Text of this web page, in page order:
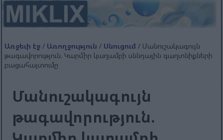
Առջեւի էջ / Առողջություն / Սնուցում / Մանուշակագույն
թագավորություն. Կարմիր կաղամբի սննդային գաղտնիքների
բացահայտումը
Մանուշակագույն
թագավորություն.